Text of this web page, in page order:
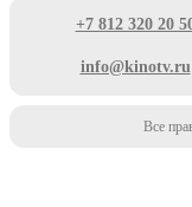
+7 812 320 20
info@kinotv.ru
Все